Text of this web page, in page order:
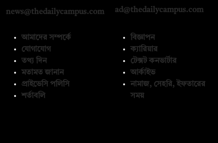
news@thedailycampus.com ad@thedailycampus.com
আমাদের সম্পর্কে
যোগাযোগ
তথ্য দিন
মতামত জানান
প্রাইভেসি পলিসি
শর্তাবলি
বিজ্ঞাপন
ক্যারিয়ার
টেক্সট কনভার্টার
আর্কাইভ
নামাজ, সেহরি, ইফতারের
সময়